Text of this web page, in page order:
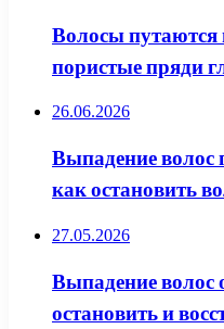
Волосы путаются
пористые пряди
26.06.2026
Выпадение волос
как остановить
27.05.2026
Выпадение волос
остановить и